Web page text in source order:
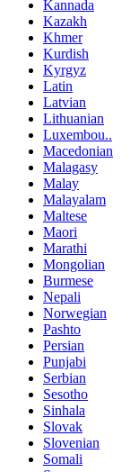
Kannada
Kazakh
Khmer
Kurdish
Kyrgyz
Latin
Latvian
Lithuanian
Luxembou..
Macedonian
Malagasy
Malay
Malayalam
Maltese
Maori
Marathi
Mongolian
Burmese
Nepali
Norwegian
Pashto
Persian
Punjabi
Serbian
Sesotho
Sinhala
Slovak
Slovenian
Somali